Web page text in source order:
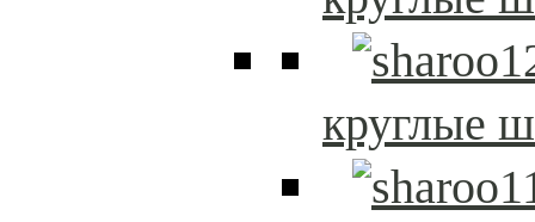
круглые